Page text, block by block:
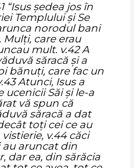
“Isus şedea jos în
Templului şi Se
norodul bani
Mulţi, care erau
mult. v.42 A
săracă şi a
bănuţi, care fac un
Atunci, Isus a
ucenicii Săi şi le-a
vă spun că
săracă a dat
toţi cei ce au
v.44 căci
aruncat din
dar ea, din sărăcia